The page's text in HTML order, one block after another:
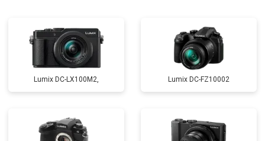
Lumix DC-LX100M2, Lumix DC-FZ10002